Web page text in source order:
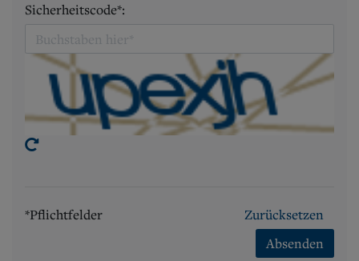
Sicherheitscode*:
*Pflichtfelder
Zurücksetzen
Absenden